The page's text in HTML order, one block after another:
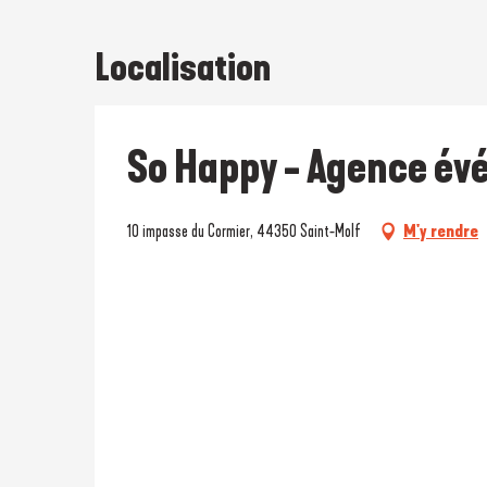
Localisation
So Happy - Agence
10 impasse du Cormier, 44350 Saint-Molf M'y rendre